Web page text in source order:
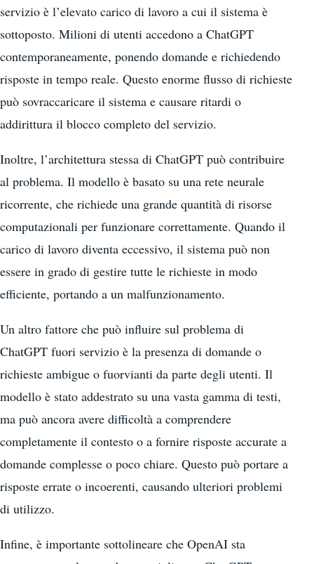
servizio è l’elevato carico di lavoro a cui il sistema è
sottoposto. Milioni di utenti accedono a ChatGPT
contemporaneamente, ponendo domande e richiedendo
risposte in tempo reale. Questo enorme flusso di richieste
può sovraccaricare il sistema e causare ritardi o
addirittura il blocco completo del servizio.
Inoltre, l’architettura stessa di ChatGPT può contribuire
al problema. Il modello è basato su una rete neurale
ricorrente, che richiede una grande quantità di risorse
computazionali per funzionare correttamente. Quando il
carico di lavoro diventa eccessivo, il sistema può non
essere in grado di gestire tutte le richieste in modo
efficiente, portando a un malfunzionamento.
Un altro fattore che può influire sul problema di
ChatGPT fuori servizio è la presenza di domande o
richieste ambigue o fuorvianti da parte degli utenti. Il
modello è stato addestrato su una vasta gamma di testi,
ma può ancora avere difficoltà a comprendere
completamente il contesto o a fornire risposte accurate a
domande complesse o poco chiare. Questo può portare a
risposte errate o incoerenti, causando ulteriori problemi
di utilizzo.
Infine, è importante sottolineare che OpenAI sta